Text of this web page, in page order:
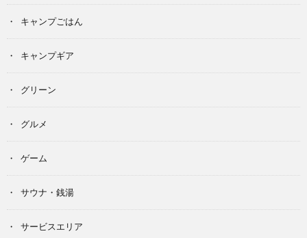
キャンプごはん
キャンプギア
グリーン
グルメ
ゲーム
サウナ・銭湯
サービスエリア